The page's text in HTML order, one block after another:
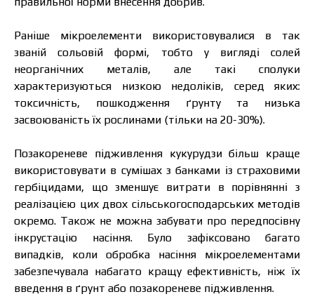
Раніше мікроелементи використовувалися в так
званій сольовій формі, тобто у вигляді солей
неорганічних металів, але такі сполуки
характеризуються низкою недоліків, серед яких:
токсичність, пошкодження ґрунту та низька
засвоюваність їх рослинами (тільки на 20-30%).
Позакореневе підживлення кукурудзи більш краще
використовувати в сумішах з банками із страховими
гербіцидами, що зменшує витрати в порівнянні з
реалізацією цих двох сільськогосподарських методів
окремо. Також не можна забувати про передпосівну
інкрустацію насіння. Було зафіксовано багато
випадків, коли обробка насіння мікроелементами
забезпечувала набагато кращу ефективність, ніж їх
введення в ґрунт або позакореневе підживлення.